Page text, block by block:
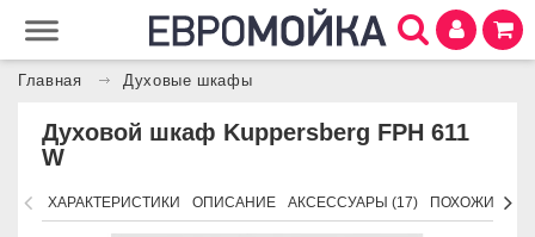
Главная Духовые шкафы
Духовой шкаф Kuppersberg FPH 611
W
ХАРАКТЕРИСТИКИ ОПИСАНИЕ АКСЕССУАРЫ (17) ПОХОЖИЕ